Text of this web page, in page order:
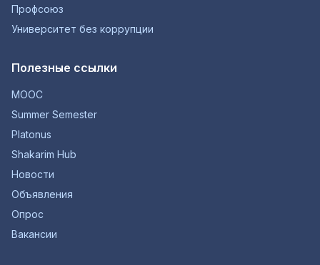
Профсоюз
Университет без коррупции
Полезные ссылки
MOOC
Summer Semester
Platonus
Shakarim Hub
Новости
Объявления
Опрос
Вакансии